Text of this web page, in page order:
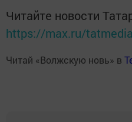
Читайте новости
https://max.ru/tatmedia
Читай «Волжскую новь» в